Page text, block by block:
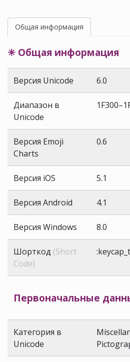
Общая информация
✳ Общая информация
Версия Unicode 6.0
Диапазон в
Unicode
Версия Emoji
Charts
0.6
Версия iOS 5.1
Версия Android 4.1
Версия Windows 8.0
Шорткод (Short
Code)
Первоначальные
Категория в
Unicode